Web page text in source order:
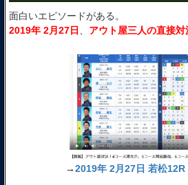
面白いエピソードがある。
2019年 2月27日
アウト屋三人の直接対
→2019年 2月27日 若松12R